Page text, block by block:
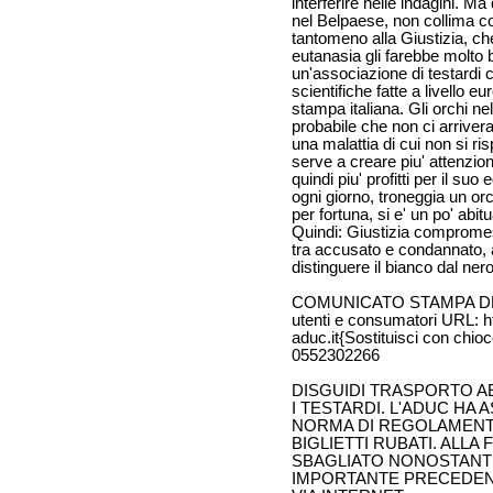
nel Belpaese, non collima
tantomeno alla Giustizia,
eutanasia gli farebbe molto
un'associazione di testardi
scientifiche fatte a livello
stampa italiana. Gli orchi
probabile che non ci
una malattia di cui non si
serve a creare piu'
quindi piu' profitti per il suo
ogni giorno, troneggia un
per fortuna, si e' un po'
Quindi: Giustizia
tra accusato e condannato,
distinguere il bianco dal
COMUNICATO STAMPA
utenti e consumatori URL:
aduc.it{Sostituisci con
0552302266
DISGUIDI TRASPORTO
I TESTARDI. L'ADUC HA
NORMA DI
BIGLIETTI RUBATI. ALLA
SBAGLIATO
IMPORTANTE